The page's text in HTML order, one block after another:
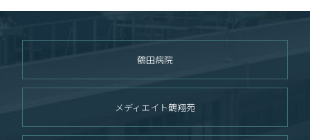
鶴田病院
メディエイト鶴翔苑